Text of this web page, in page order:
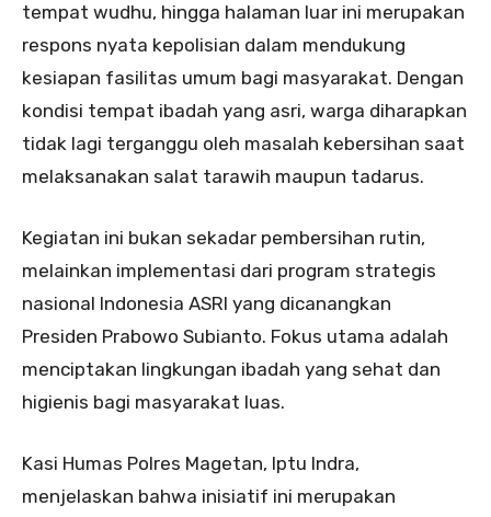
tempat wudhu, hingga halaman luar ini merupakan
respons nyata kepolisian dalam mendukung
kesiapan fasilitas umum bagi masyarakat. Dengan
kondisi tempat ibadah yang asri, warga diharapkan
tidak lagi terganggu oleh masalah kebersihan saat
melaksanakan salat tarawih maupun tadarus.
Kegiatan ini bukan sekadar pembersihan rutin,
melainkan implementasi dari program strategis
nasional Indonesia ASRI yang dicanangkan
Presiden Prabowo Subianto. Fokus utama adalah
menciptakan lingkungan ibadah yang sehat dan
higienis bagi masyarakat luas.
Kasi Humas Polres Magetan, Iptu Indra,
menjelaskan bahwa inisiatif ini merupakan